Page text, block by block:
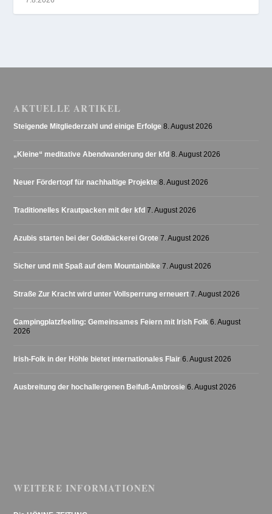
AKTUELLE ARTIKEL
Steigende Mitgliederzahl und einige Erfolge 8. August 2026
„Kleine“ meditative Abendwanderung der kfd 8. August 2026
Neuer Fördertopf für nachhaltige Projekte 8. August 2026
Traditionelles Krautpacken mit der kfd 7. August 2026
Azubis starten bei der Goldbäckerei Grote 7. August 2026
Sicher und mit Spaß auf dem Mountainbike 7. August 2026
Straße Zur Kracht wird unter Vollsperrung erneuert 7. August 2026
Campingplatzfeeling: Gemeinsames Feiern mit Irish Folk 6. August
2026
Irish-Folk in der Höhle bietet internationales Flair 6. August 2026
Ausbreitung der hochallergenen Beifuß-Ambrosie 6. August 2026
WEITERE INFORMATIONEN